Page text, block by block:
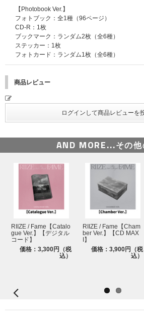
※会場・開催時間等の詳細はご当選者様へのみ
ます。
※参加メンバーは予告なく変更になる場合がご
ください。
■A賞【ミニトークショー＋グループサイン会
※メンバー全員によるサイン会にご参加いただ
のみご案内いたします。
※サイン会中に運営側で定めた時間内でメンバ
※グループサイン会はお時間を分けて各「部」
「部」は当選の際にランダムで振り分けられま
はできませんので､あらかじめご了承ください
■B賞【ミニトークショー＋グループ握手会】
※メンバー全員による握手会にご参加いただけ
※グループ握手会はお時間を分けて各「部」ご
は当選の際にランダムで振り分けられます｡ご
ませんので､あらかじめご了承ください。
■C賞【ミニトークショー＋個別握手会】 合
※ご応募時にご希望いただいたメンバーによる
す。
※ご希望の「メンバー」をご応募時にお選びい
※挨拶程度のトークもお楽しみいただけます。
※個別握手会はお時間を分けて各「部」ごとの
選の際にランダムで振り分けられます｡ご当選
【1回目】2025年12月18日(木)11:00～12月22
【Photobook Ver.】
フォトブック：全1種（96ページ）
CD-R：1枚
ブックマーク：ランダム2枚（全6種）
ステッカー：1枚
フォトカード：ランダム1枚（全6種）
商品レビュー
AND MORE...その
RIIZE / Fame【Catalo
gue Ver.】【デジタル
コード】
価格：3,300円（税
込）
RIIZE / Fame【Cham
ber Ver.】【CD MAX
I】
価格：3,900円（税
込）